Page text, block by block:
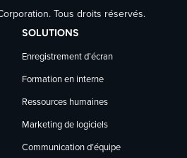
TechSmith
sur
Facebook
TechSmith
sur
LinkedIn
TechSmith
sur
YouTube
Tous droits réservés.
SOLUTIONS
Enregistrement d’écran
Formation en interne
Ressources humaines
Marketing de logiciels
Communication d’équipe